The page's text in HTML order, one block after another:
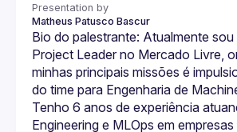
Presentation by
Matheus Patusco Bascur
Bio do palestrante: Atualmente
Project Leader no Mercado Livre,
minhas principais missões é
do time para Engenharia de
Tenho 6 anos de experiência
Engineering e MLOps em